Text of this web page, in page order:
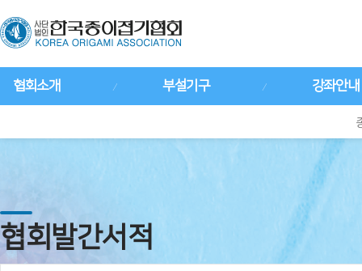
협회소개 부설기구 강좌안내
협회발간서적